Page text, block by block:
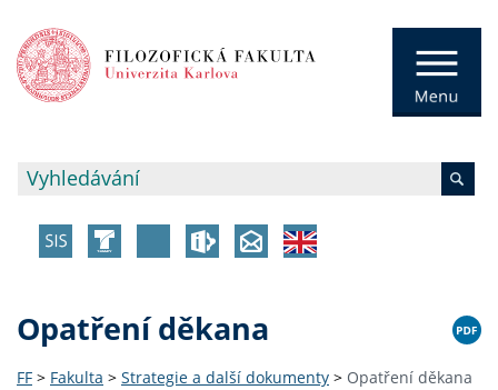
Opatření děkana
FF > Fakulta > Strategie a další dokumenty > Opatření děkana